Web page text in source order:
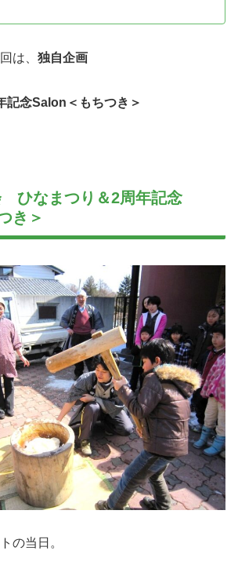
は、 独自企画
記念Salon＜もちつき＞
ひなまつり＆2周年記念
き＞
の当日。